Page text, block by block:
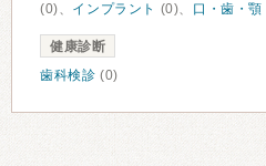
(0)、 インプラント (0)、 口・歯・顎
健康診断
歯科検診 (0)